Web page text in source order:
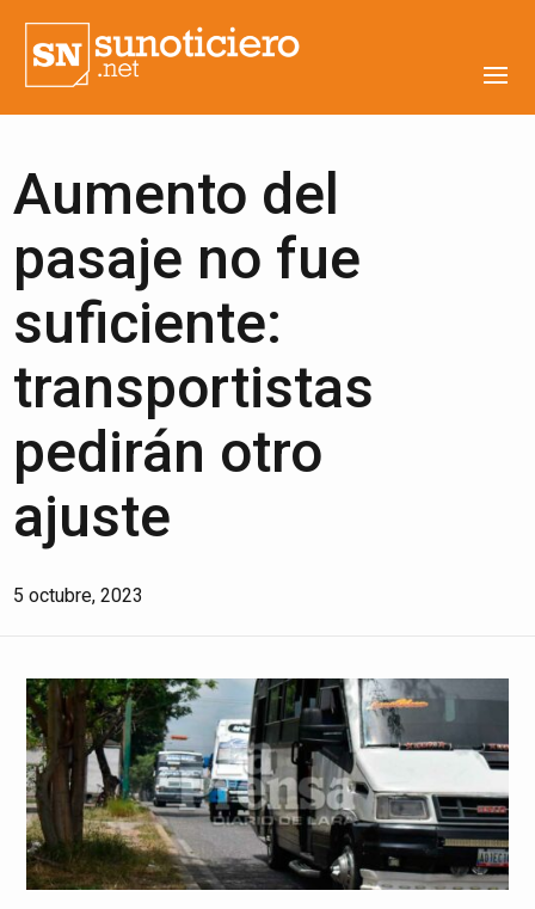
Aumento del
pasaje no fue
suficiente:
transportistas
pedirán otro
ajuste
5 octubre, 2023